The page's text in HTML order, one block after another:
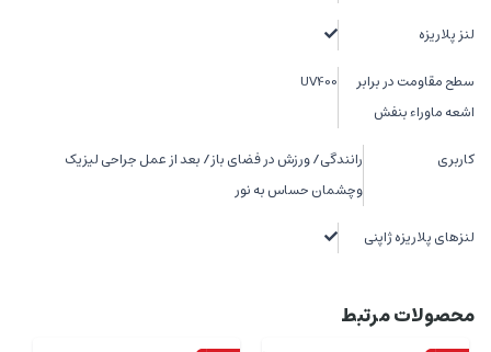
لنز پلاریزه
سطح مقاومت در برابر
اشعه ماوراء بنفش
UV400
کاربری
رانندگی/ ورزش در فضای باز/ بعد از عمل جراحی لیزیک
وچشمان حساس به نور
لنزهای پلاریزه ژاپنی
محصولات مرتبط